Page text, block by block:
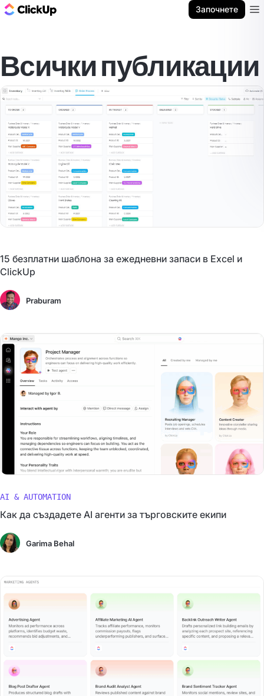
Започнете
Всички публикации
15 безплатни шаблона за ежедневни запаси в Excel и
ClickUp
Praburam
AI & AUTOMATION
Как да създадете AI агенти за търговските екипи
Garima Behal